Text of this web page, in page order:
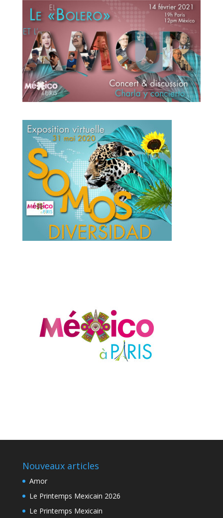
Nouveaux articles
Amor
Le Printemps Mexicain 2026
Le Printemps Mexicain